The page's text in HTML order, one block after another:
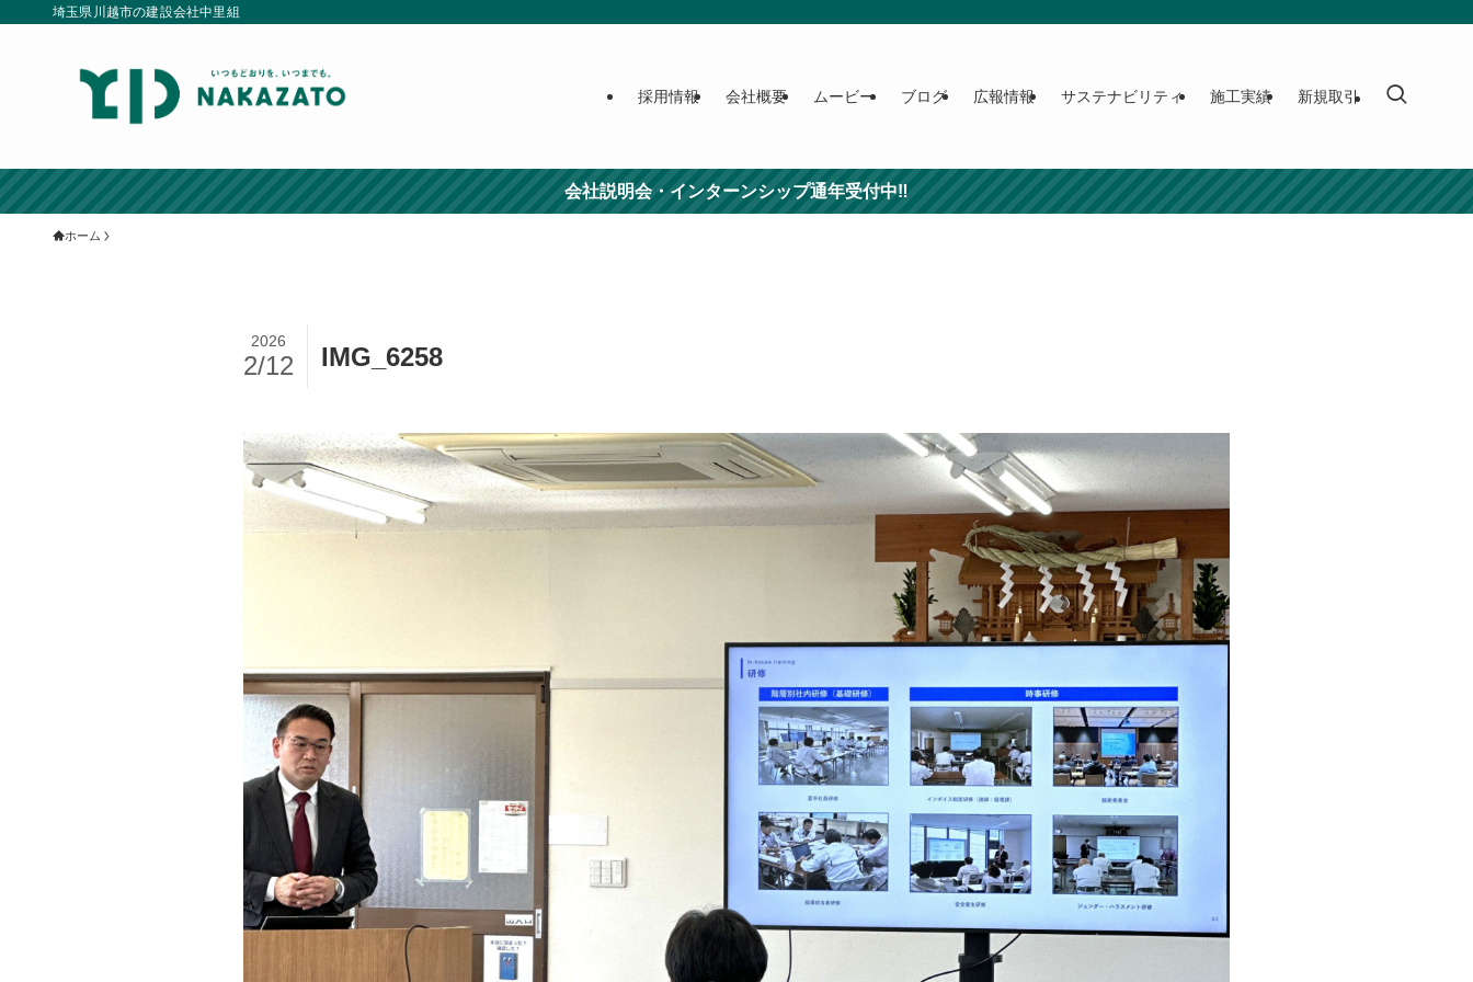
埼玉県川越市の建設会社中里組
採用情報 会社概要 ムービー ブログ 広報情報 サステナビリティ 施工実績 新規取引
会社説明会・インターンシップ通年受付中‼
ホーム
IMG_6258
2026
2/12